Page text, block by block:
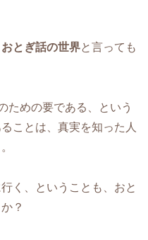
おとぎ話の世界と言っても
ための要である、という
ことは、真実を知った人
く、ということも、おと
？